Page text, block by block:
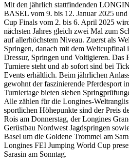
Mit den jährlich stattfindenden
BASEL vom 9. bis 12. Januar 2025
Cup Finals vom 2. bis 6. April 2025
nächsten Jahres gleich zwei Mal zum
auf allerhöchstem Niveau. Zuerst als
Springen, danach mit dem
Dressur, Springen und Voltigieren. Das
Turniere steht und ab sofort sind bei
Events erhältlich. Beim jährlichen
gewohnt der faszinierende Pferdesport
Turniertage bieten sieben
Alle zählen für die Longines-
sportlichen Höhepunkte sind der Preis
Rois am Donnerstag, der Longines
Gerüstbau Nordwest Jagdspringen
Basel um die Goldene Trommel am
Longines FEI Jumping World Cup
Sarasin am Sonntag.